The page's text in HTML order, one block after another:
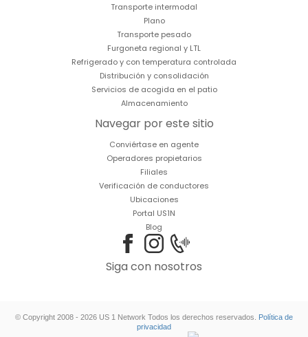
Transporte intermodal
Plano
Transporte pesado
Furgoneta regional y LTL
Refrigerado y con temperatura controlada
Distribución y consolidación
Servicios de acogida en el patio
Almacenamiento
Navegar por este sitio
Conviértase en agente
Operadores propietarios
Filiales
Verificación de conductores
Ubicaciones
Portal US1N
Blog
Siga con nosotros
© Copyright 2008 - 2026 US 1 Network Todos los derechos reservados.
Política de
privacidad